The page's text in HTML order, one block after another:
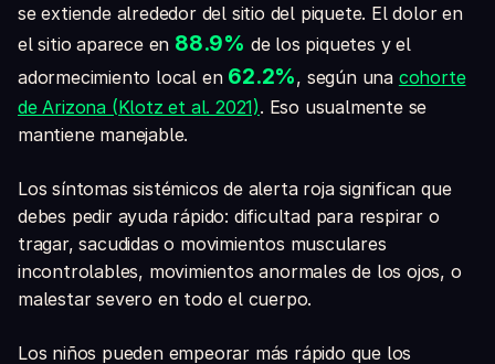
se extiende alrededor del sitio del piquete. El dolor en
el sitio aparece en 88.9% de los piquetes y el
adormecimiento local en 62.2%, según una cohorte
de Arizona (Klotz et al. 2021). Eso usualmente se
mantiene manejable.
Los síntomas sistémicos de alerta roja significan que
debes pedir ayuda rápido: dificultad para respirar o
tragar, sacudidas o movimientos musculares
incontrolables, movimientos anormales de los ojos, o
malestar severo en todo el cuerpo.
Los niños pueden empeorar más rápido que los